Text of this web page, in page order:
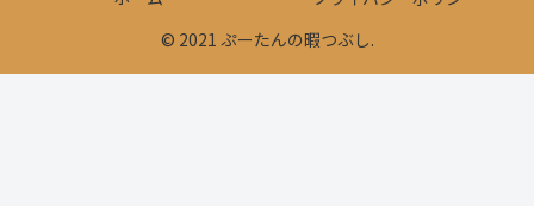
© 2021 ぷーたんの暇つぶし.